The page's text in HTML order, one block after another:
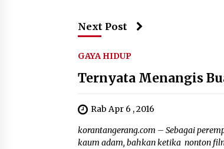
Next Post
GAYA HIDUP
Ternyata Menangis
Rab Apr 6 , 2016
korantangerang.com – Sebagai
kaum adam, bahkan ketika nonton